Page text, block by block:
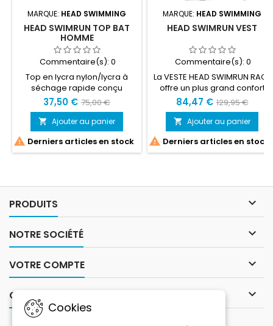
MARQUE: HEAD SWIMMING
HEAD SWIMRUN TOP BAT
HOMME
Commentaire(s): 0
Top en lycra nylon/lycra à
séchage rapide conçu
spécialement pour le
swimrun. Poches pour ranger
les accessoires, les barres
d'énergie… positionnées aux
endroits ne génant pas la
course. 3 poches avant / 2
de l'Otillo.
37,50 € 75,00 €
 Ajouter au panier
 Derniers articles en stock
MARQUE: HEAD SWIMMING
HEAD SWIMRUN VEST
Commentaire(s): 0
La VESTE HEAD SWIMRUN RACE
offre un plus grand confort
avec moins de restrictions.
Elle est fabriquée avec un
néoprène 2mm
extrêmement extensible,
procurant une grande
mobilité et liberté de
facilement pour la course à
Skin » améliore la glisse dans
l’eau. Modèle unisexe.
84,47 € 129,95 €
 Ajouter au panier
 Derniers articles en stock
PRODUITS 
NOTRE SOCIÉTÉ 
VOTRE COMPTE 
CONTACT 
Cookies